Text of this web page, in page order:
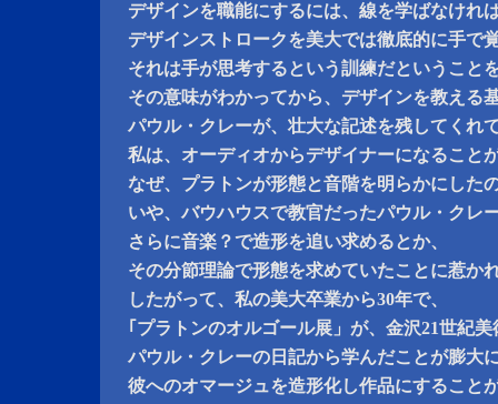
デザインを職能にするには、線を学ばなけれ
デザインストロークを美大では徹底的に手で
それは手が思考するという訓練だということ
その意味がわかってから、デザインを教える
パウル・クレーが、壮大な記述を残してくれ
私は、オーディオからデザイナーになること
なぜ、プラトンが形態と音階を明らかにした
いや、バウハウスで教官だったパウル・クレ
さらに音楽？で造形を追い求めるとか、
その分節理論で形態を求めていたことに惹か
したがって、私の美大卒業から30年で、
｢プラトンのオルゴール展」が、金沢21世紀
パウル・クレーの日記から学んだことが膨大
彼へのオマージュを造形化し作品にすること